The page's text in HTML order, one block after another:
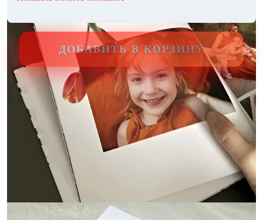
ДОБАВИТЬ В КОРЗИНУ
Другие стили фотокниг